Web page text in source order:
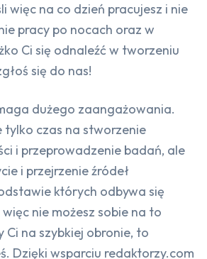
więc na co dzień pracujesz i nie
pracy po nocach oraz w
Ci się odnaleźć w tworzeniu
się do nas!
dużego zaangażowania.
tylko czas na stworzenie
i przeprowadzenie badań, ale
i przejrzenie źródeł
których odbywa się
nie możesz sobie na to
Ci na szybkiej obronie, to
Dzięki wsparciu redaktorzy.com